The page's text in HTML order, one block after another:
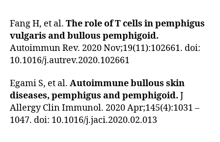
Fang H, et al. The role of T cells in pemphigus
vulgaris and bullous pemphigoid.
Autoimmun Rev. 2020 Nov;19(11):102661. doi:
10.1016/j.autrev.2020.102661
Egami S, et al. Autoimmune bullous skin
diseases, pemphigus and pemphigoid. J
Allergy Clin Immunol. 2020 Apr;145(4):1031 –
1047. doi: 10.1016/j.jaci.2020.02.013